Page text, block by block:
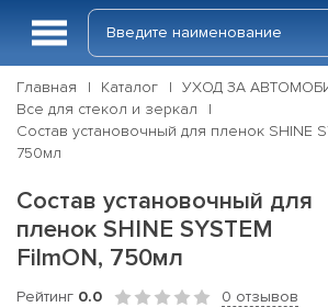
Главная Каталог
УХОД ЗА
Все для стекол и зеркал
Состав установочный для пленок SHINE
750мл
Состав установочный для
пленок SHINE SYSTEM
FilmON, 750мл
Рейтинг 0.0 0 отзывов